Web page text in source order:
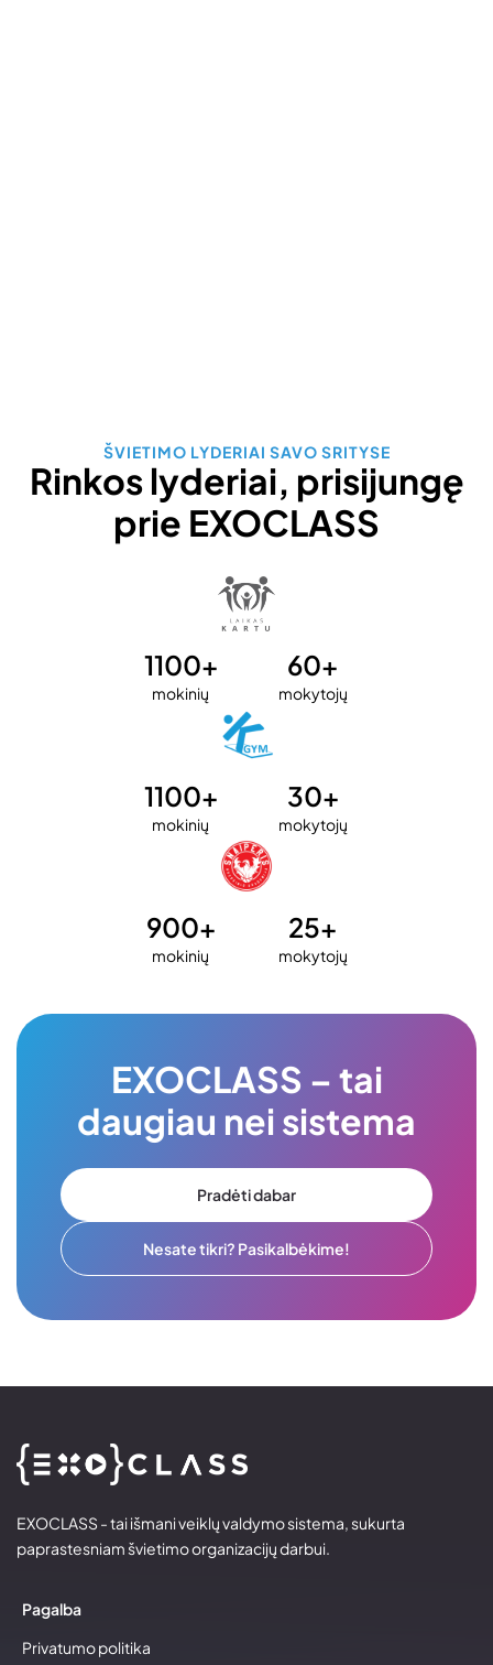
ŠVIETIMO LYDERIAI SAVO SRITYSE
Rinkos lyderiai, prisijungę
prie EXOCLASS
1100+
mokinių
60+
mokytojų
1100+
mokinių
30+
mokytojų
900+
mokinių
25+
mokytojų
EXOCLASS – tai
daugiau nei sistema
Pradėti dabar
Nesate tikri? Pasikalbėkime!
EXOCLASS - tai išmani veiklų valdymo sistema, sukurta
paprastesniam švietimo organizacijų darbui.
Pagalba
Privatumo politika